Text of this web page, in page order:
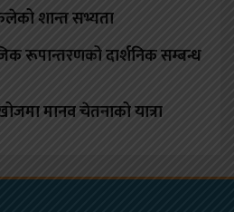
शान्त सभ्यता
रूपान्तरणको दार्शनिक सम्बन्ध
मानव चेतनाको यात्रा